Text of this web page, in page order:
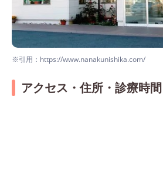
※引用：https://www.nanakunishika.com/
アクセス・住所・診療時間